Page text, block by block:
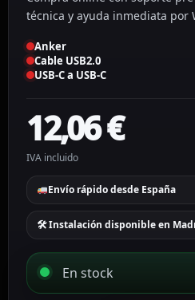
técnica y ayuda inmediata por
Anker
Cable USB2.0
USB-C a USB-C
12,06€
IVA incluido
Envío rápido desde España
🛠 Instalación disponible en
En stock